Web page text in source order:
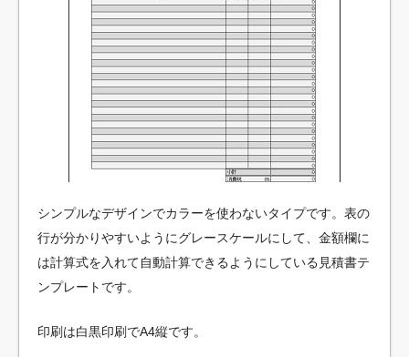
シンプルなデザインでカラーを使わないタイプです。表の
行が分かりやすいようにグレースケールにして、金額欄に
は計算式を入れて自動計算できるようにしている見積書テ
ンプレートです。
印刷は白黒印刷でA4縦です。